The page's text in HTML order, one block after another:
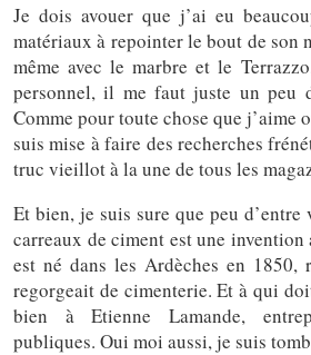
Je dois avouer que j’ai eu
matériaux à repointer le bout de son
même avec le marbre et le
personnel, il me faut juste un peu
Comme pour toute chose que j’aime
suis mise à faire des recherches
truc vieillot à la une de tous les
Et bien, je suis sure que peu d’entre
carreaux de ciment est une
est né dans les Ardèches en 1850,
regorgeait de cimenterie. Et à qui
bien à Etienne Lamande,
publiques. Oui moi aussi, je suis